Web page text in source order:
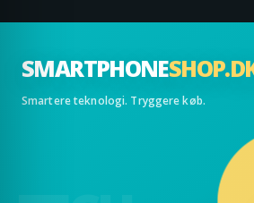
SMARTPHONE
Smartere teknologi. Tryggere køb.